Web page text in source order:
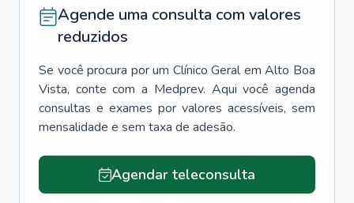
Agende uma consulta com valores
reduzidos
Se você procura por um Clínico Geral em Alto Boa
Vista, conte com a Medprev. Aqui você agenda
consultas e exames por valores acessíveis, sem
mensalidade e sem taxa de adesão.
Agendar teleconsulta